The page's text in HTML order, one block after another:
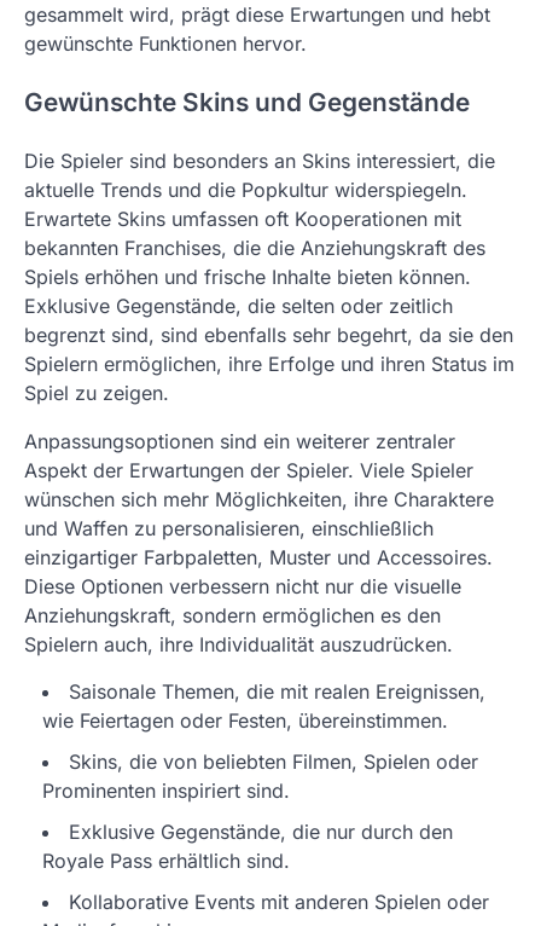
gesammelt wird, prägt diese Erwartungen und hebt
gewünschte Funktionen hervor.
Gewünschte Skins und Gegenstände
Die Spieler sind besonders an Skins interessiert, die
aktuelle Trends und die Popkultur widerspiegeln.
Erwartete Skins umfassen oft Kooperationen mit
bekannten Franchises, die die Anziehungskraft des
Spiels erhöhen und frische Inhalte bieten können.
Exklusive Gegenstände, die selten oder zeitlich
begrenzt sind, sind ebenfalls sehr begehrt, da sie den
Spielern ermöglichen, ihre Erfolge und ihren Status im
Spiel zu zeigen.
Anpassungsoptionen sind ein weiterer zentraler
Aspekt der Erwartungen der Spieler. Viele Spieler
wünschen sich mehr Möglichkeiten, ihre Charaktere
und Waffen zu personalisieren, einschließlich
einzigartiger Farbpaletten, Muster und Accessoires.
Diese Optionen verbessern nicht nur die visuelle
Anziehungskraft, sondern ermöglichen es den
Spielern auch, ihre Individualität auszudrücken.
Saisonale Themen, die mit realen Ereignissen,
wie Feiertagen oder Festen, übereinstimmen.
Skins, die von beliebten Filmen, Spielen oder
Prominenten inspiriert sind.
Exklusive Gegenstände, die nur durch den
Royale Pass erhältlich sind.
Kollaborative Events mit anderen Spielen oder